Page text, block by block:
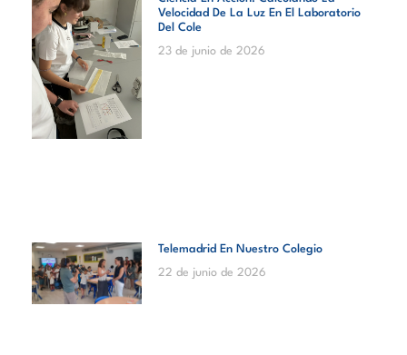
Velocidad De La Luz En El Laboratorio
Del Cole
23 de junio de 2026
Telemadrid En Nuestro Colegio
22 de junio de 2026